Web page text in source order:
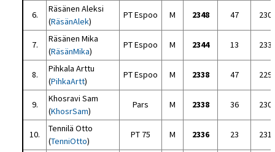
6.
Räsänen Aleksi
(RäsänAlek)
PT Espoo M 2348 47
7.
Räsänen Mika
(RäsänMika)
PT Espoo M 2344 13
8.
Pihkala Arttu
(PihkaArtt)
PT Espoo M 2338 47
9.
Khosravi Sam
(KhosrSam)
Pars M 2338 36
10.
Tennilä Otto
(TenniOtto)
PT 75 M 2336 23